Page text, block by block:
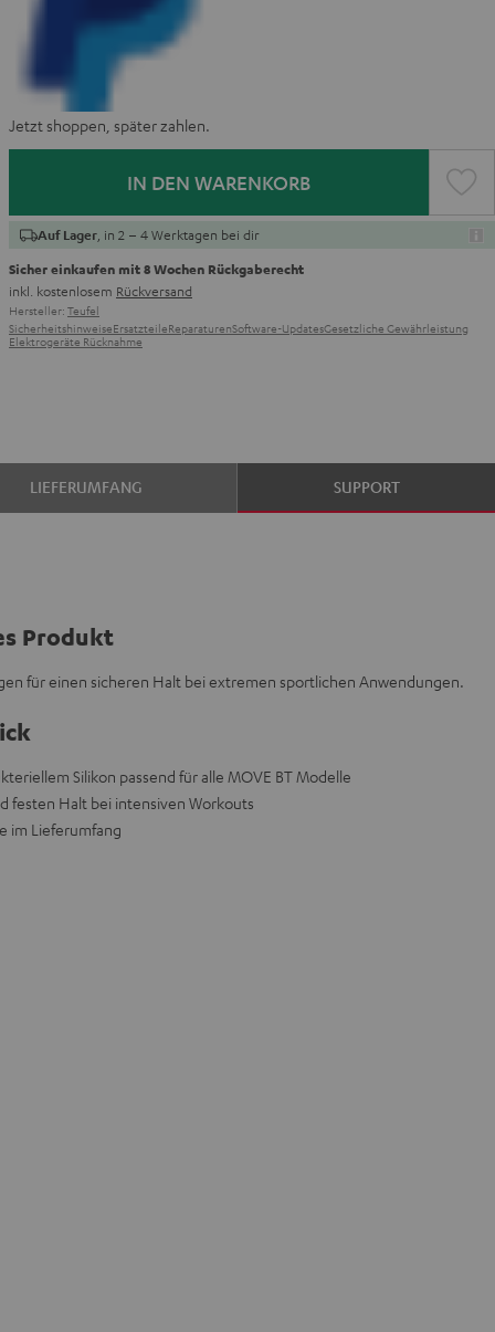
Jetzt shoppen, später zahlen.
IN DEN WARENKORB
Auf Lager , in 2 – 4 Werktagen bei dir
Sicher einkaufen mit 8 Wochen Rückgaberecht
inkl. kostenlosem Rückversand
Hersteller: Teufel
SicherheitshinweiseErsatzteileReparaturenSoftware-UpdatesGesetzliche Gewährleistung
Elektrogeräte Rücknahme
LIEFERUMFANG SUPPORT
Produkt
für einen sicheren Halt bei extremen sportlichen Anwendungen.
Silikon passend für alle MOVE BT Modelle
festen Halt bei intensiven Workouts
im Lieferumfang